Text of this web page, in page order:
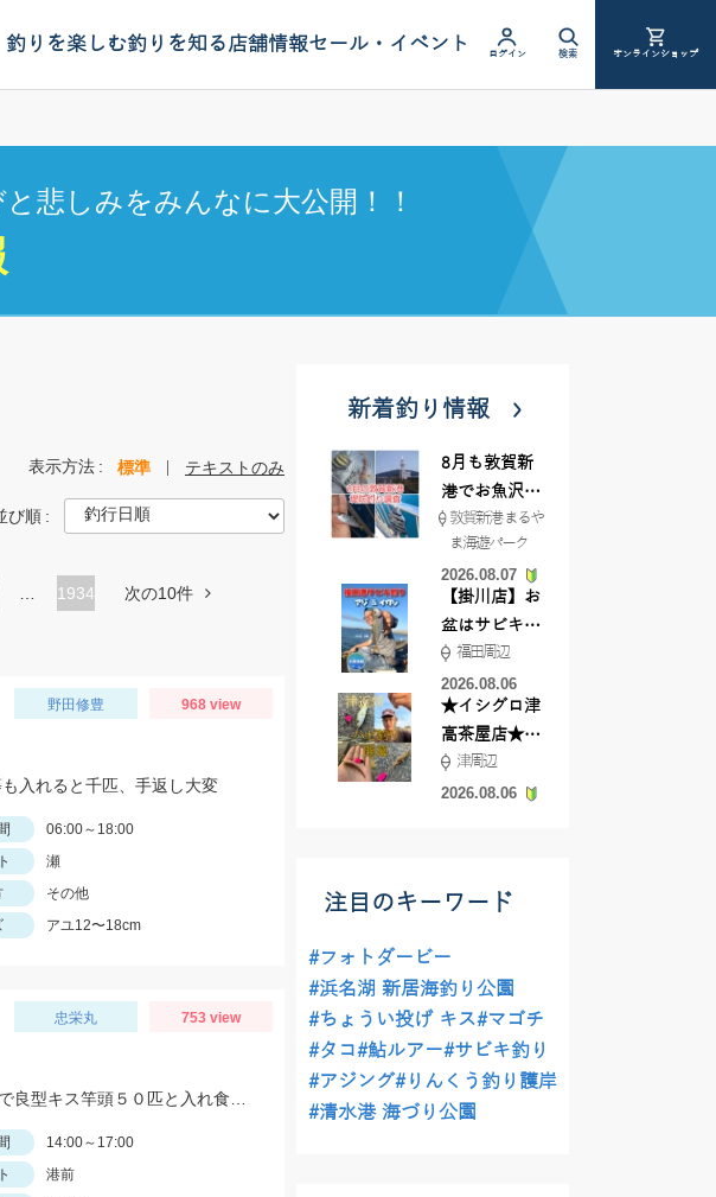
釣りを楽しむ釣りを知る店舗情報セール・イベント ログイン 検索 オンラインショップ
悲しみをみんなに大公開！！
表示方法 標準 テキストのみ
び順
1934 次の10件
野田修豊 968 view
入れると千匹、手返し大変
06:00～18:00
瀬
その他
アユ12〜18cm
忠栄丸 753 view
14:00～17:00
港前
新着釣り情報
8月も敦賀新
港でお魚沢山
♪ イシグロ彦
根店
敦賀新港 まるや
ま海遊パーク
2026.08.07
【掛川店】お
盆はサビキ釣
りいきません
か?
福田周辺
2026.08.06
★イシグロ津
高茶屋店★津
近郊ハゼ釣れ
てます！
津周辺
2026.08.06
注目のキーワード
#フォトダービー
#浜名湖 新居海釣り公園
#ちょうい投げ キス#マゴチ
#タコ#鮎ルアー#サビキ釣り
#アジング#りんくう釣り護岸
#清水港 海づり公園